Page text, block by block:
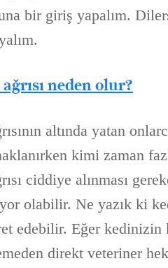
bir giriş yapalım.
neden olur?
altında yatan
kimi zaman
ciddiye alınması
olabilir. Ne yazık ki
edebilir. Eğer kedinizin
direkt veteriner